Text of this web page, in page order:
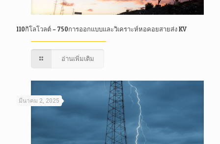
110กิโลโวลต์ – 750การออกแบบและวิเคราะห์หอคอยสายส่ง KV
อ่านเพิ่มเติม
มีนาคม 2, 2025